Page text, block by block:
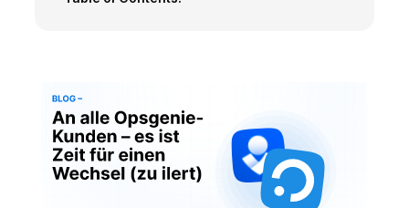
Incident-Management-Lösung
Why ilert is the best Opsgenie alternative
Unser Fazit